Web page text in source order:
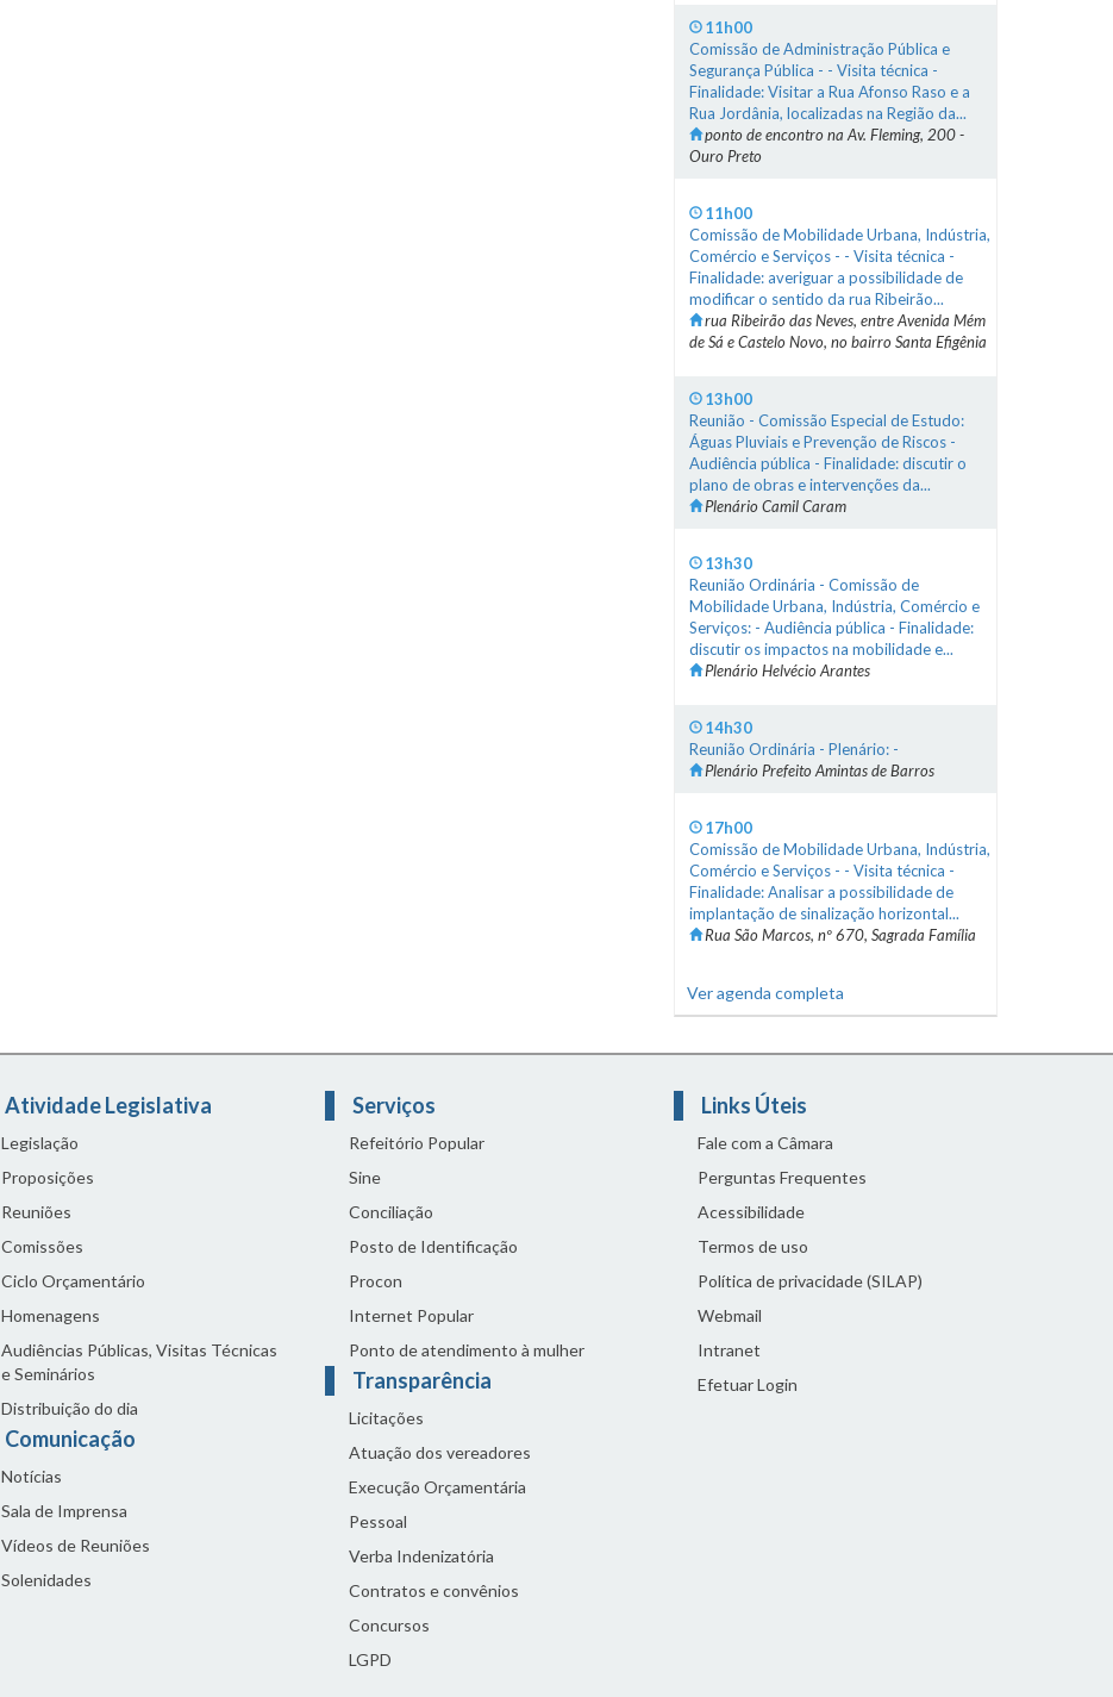
11h00
Comissão de Administração Pública e
Segurança Pública - - Visita técnica -
Finalidade: Visitar a Rua Afonso Raso e a
Rua Jordânia, localizadas na Região da...
ponto de encontro na Av. Fleming, 200 -
Ouro Preto
11h00
Comissão de Mobilidade Urbana, Indústria,
Comércio e Serviços - - Visita técnica -
Finalidade: averiguar a possibilidade de
modificar o sentido da rua Ribeirão...
rua Ribeirão das Neves, entre Avenida Mém
de Sá e Castelo Novo, no bairro Santa Efigênia
13h00
Reunião - Comissão Especial de Estudo:
Águas Pluviais e Prevenção de Riscos -
Audiência pública - Finalidade: discutir o
plano de obras e intervenções da...
Plenário Camil Caram
13h30
Reunião Ordinária - Comissão de
Mobilidade Urbana, Indústria, Comércio e
Serviços: - Audiência pública - Finalidade:
discutir os impactos na mobilidade e...
Plenário Helvécio Arantes
14h30
Reunião Ordinária - Plenário: -
Plenário Prefeito Amintas de Barros
17h00
Comissão de Mobilidade Urbana, Indústria,
Comércio e Serviços - - Visita técnica -
Finalidade: Analisar a possibilidade de
implantação de sinalização horizontal...
Rua São Marcos, nº 670, Sagrada Família
Ver agenda completa
Atividade Legislativa
Legislação
Proposições
Reuniões
Comissões
Ciclo Orçamentário
Homenagens
Audiências Públicas, Visitas Técnicas
e Seminários
Distribuição do dia
Comunicação
Notícias
Sala de Imprensa
Vídeos de Reuniões
Solenidades
Serviços
Refeitório Popular
Sine
Conciliação
Posto de Identificação
Procon
Internet Popular
Ponto de atendimento à mulher
Transparência
Licitações
Atuação dos vereadores
Execução Orçamentária
Pessoal
Verba Indenizatória
Contratos e convênios
Concursos
LGPD
Links Úteis
Fale com a Câmara
Perguntas Frequentes
Acessibilidade
Termos de uso
Política de privacidade (SILAP)
Webmail
Intranet
Efetuar Login